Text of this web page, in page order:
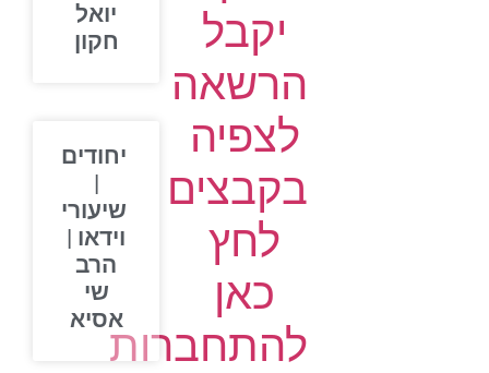
יקבל
הרשאה
לצפיה
בקבצים
לחץ
כאן
להתחברות
יואל
חקון
יחודים
שיעורי
וידאו |
הרב
שי
אסיא